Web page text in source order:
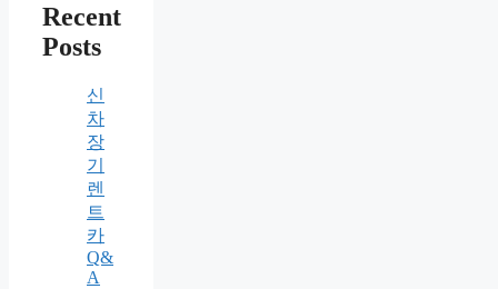
Recent
Posts
신
차
장
기
렌
트
카
Q&
A